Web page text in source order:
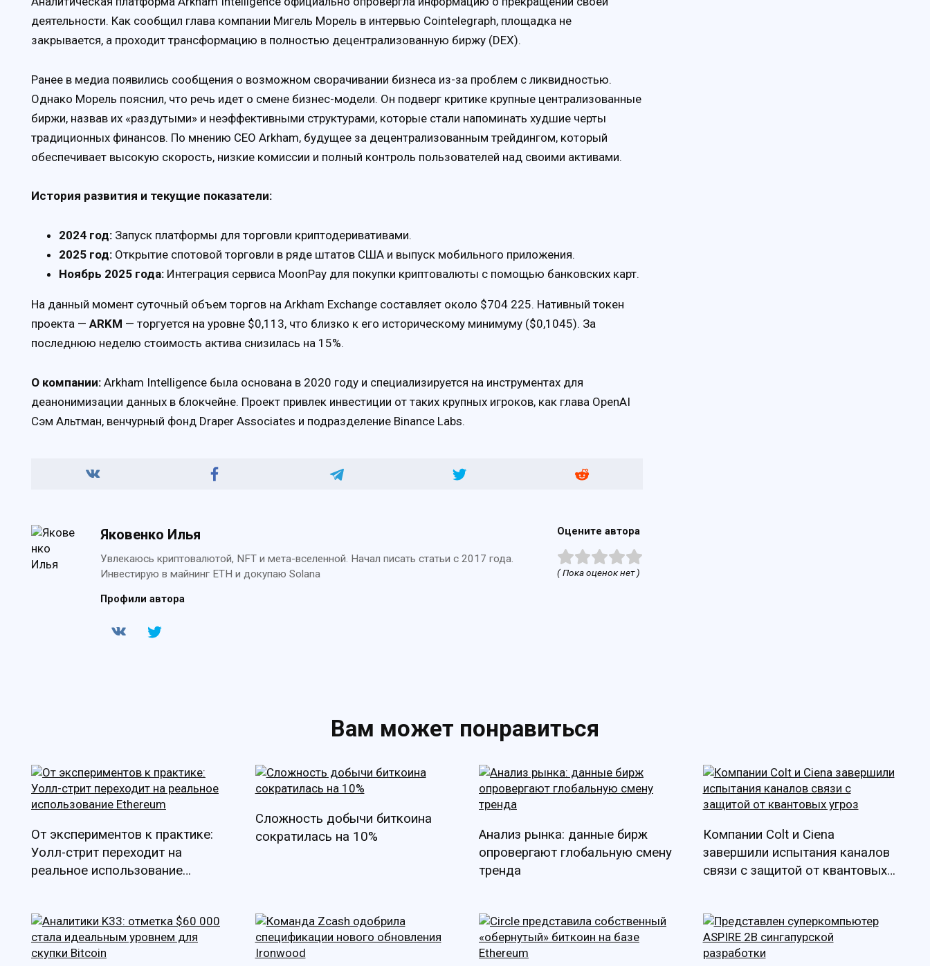
деятельности. Как сообщил глава компании Мигель Морель в интервью Cointelegraph, площадка не
закрывается, а проходит трансформацию в полностью децентрализованную биржу (DEX).
Ранее в медиа появились сообщения о возможном сворачивании бизнеса из-за проблем с ликвидностью.
Однако Морель пояснил, что речь идет о смене бизнес-модели. Он подверг критике крупные централизованные
биржи, назвав их «раздутыми» и неэффективными структурами, которые стали напоминать худшие черты
традиционных финансов. По мнению CEO Arkham, будущее за децентрализованным трейдингом, который
обеспечивает высокую скорость, низкие комиссии и полный контроль пользователей над своими активами.
История развития и текущие показатели:
2024 год: Запуск платформы для торговли криптодеривативами.
2025 год: Открытие спотовой торговли в ряде штатов США и выпуск мобильного приложения.
Ноябрь 2025 года: Интеграция сервиса MoonPay для покупки криптовалюты с помощью банковских карт.
На данный момент суточный объем торгов на Arkham Exchange составляет около $704 225. Нативный токен
проекта — ARKM — торгуется на уровне $0,113, что близко к его историческому минимуму ($0,1045). За
последнюю неделю стоимость актива снизилась на 15%.
О компании: Arkham Intelligence была основана в 2020 году и специализируется на инструментах для
деанонимизации данных в блокчейне. Проект привлек инвестиции от таких крупных игроков, как глава OpenAI
Сэм Альтман, венчурный фонд Draper Associates и подразделение Binance Labs.
Яковенко Илья
Увлекаюсь криптовалютой, NFT и мета-вселенной. Начал писать статьи с 2017 года.
Инвестирую в майнинг ETH и докупаю Solana
Профили автора
Оцените автора
( Пока оценок нет )
Вам может понравиться
От экспериментов к практике:
Уолл-стрит переходит на
реальное использование
Сложность добычи биткоина
сократилась на 10%
Анализ рынка: данные бирж
опровергают глобальную смену
тренда
Компании Colt и Ciena
завершили испытания каналов
связи с защитой от квантовых